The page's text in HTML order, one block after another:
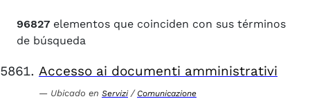
96827 elementos que coinciden con sus términos
de búsqueda
Accesso ai documenti amministrativi
Ubicado en Servizi / Comunicazione